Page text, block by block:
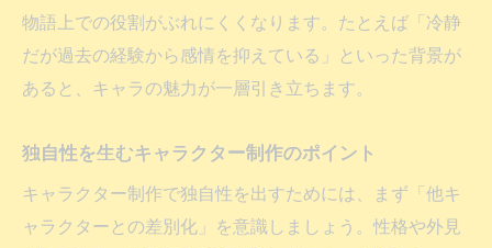
物語上での役割がぶれにくくなります。たとえば「冷静
だが過去の経験から感情を抑えている」といった背景が
あると、キャラの魅力が一層引き立ちます。
独自性を生むキャラクター制作のポイント
キャラクター制作で独自性を出すためには、まず「他キ
ャラクターとの差別化」を意識しましょう。性格や外見